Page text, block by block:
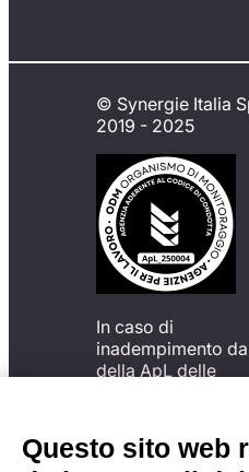
© Synergie Italia
2019 - 2025
In caso di
inadempimento
della ApL delle
del Codice di
possibile
reclamo
Questo sito web